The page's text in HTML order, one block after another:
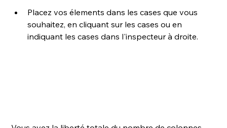
Placez vos élements dans les cases que vous
souhaitez, en cliquant sur les cases ou en
indiquant les cases dans l'inspecteur à droite.